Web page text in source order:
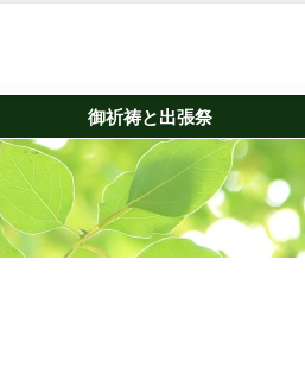
御祈祷と出張祭